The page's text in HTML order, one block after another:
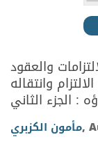
والعقود
وانتقاله
: الجزء الثاني
مأمون الكزبري,